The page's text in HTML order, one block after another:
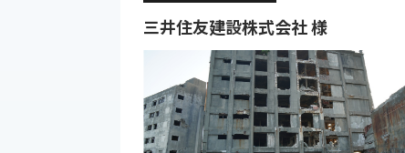
三井住友建設株式会社 様